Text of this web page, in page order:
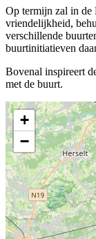
Op termijn zal in de
vriendelijkheid,
verschillende
buurtinitiatieven
Bovenal inspireert
met de buurt.
+
−